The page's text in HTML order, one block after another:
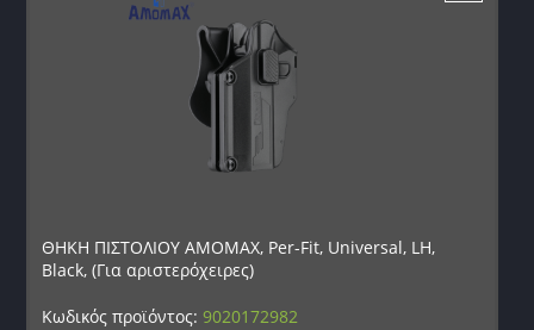
ΘΗΚΗ ΠΙΣΤΟΛΙΟΥ AMOMAX, Per-Fit, Universal, LH,
Black, (Για αριστερόχειρες)
Κωδικός προϊόντος:9020172982